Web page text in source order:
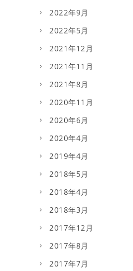
2022年9月
2022年5月
2021年12月
2021年11月
2021年8月
2020年11月
2020年6月
2020年4月
2019年4月
2018年5月
2018年4月
2018年3月
2017年12月
2017年8月
2017年7月